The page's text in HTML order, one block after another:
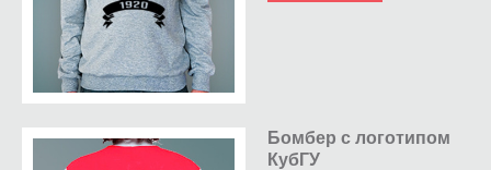
Бомбер с логотипом
КубГУ